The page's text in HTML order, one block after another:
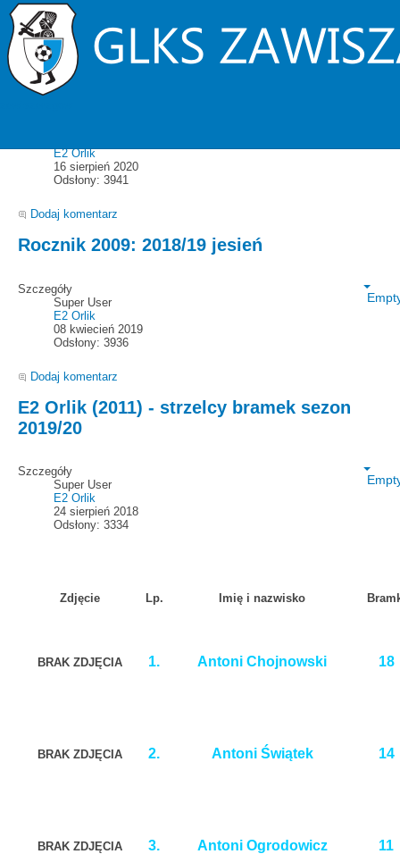
E2 Orlik (2016)
2019/20 E2 Orlik (2011) - kadra
E2 Orlik
16 sierpień 2020
Odsłony: 3941
Dodaj komentarz
Rocznik 2009: 2018/19 jesień
Szczegóły
Super User
E2 Orlik
08 kwiecień 2019
Odsłony: 3936
Dodaj komentarz
E2 Orlik (2011) - strzelcy bramek sezon
2019/20
Szczegóły
Super User
E2 Orlik
24 sierpień 2018
Odsłony: 3334
Zdjęcie Lp. Imię i nazwisko
BRAK ZDJĘCIA 1. Antoni Chojnowski 18
BRAK ZDJĘCIA 2. Antoni Świątek 14
BRAK ZDJĘCIA 3. Antoni Ogrodowicz 11